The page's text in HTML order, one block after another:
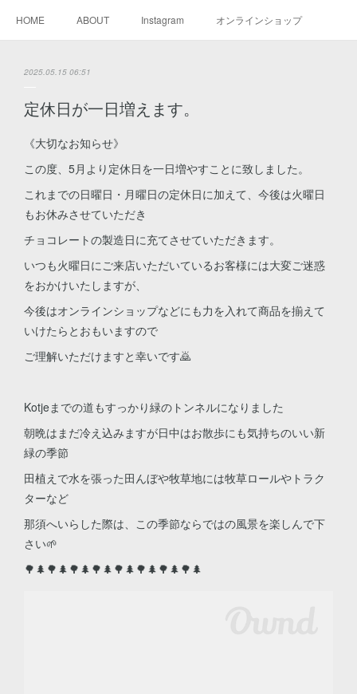
HOME ABOUT Instagram オンラインショップ
2025.05.15 06:51
定休日が一日増えます。
《大切なお知らせ》
この度、5月より定休日を一日増やすことに致しました。
これまでの日曜日・月曜日の定休日に加えて、今後は火曜日
もお休みさせていただき
チョコレートの製造日に充てさせていただきます。
いつも火曜日にご来店いただいているお客様には大変ご迷惑
をおかけいたしますが、
今後はオンラインショップなどにも力を入れて商品を揃えて
いけたらとおもいますので
ご理解いただけますと幸いです🙇
Kotjeまでの道もすっかり緑のトンネルになりました
朝晩はまだ冷え込みますが日中はお散歩にも気持ちのいい新
緑の季節
田植えで水を張った田んぼや牧草地には牧草ロールやトラク
ターなど
那須へいらした際は、この季節ならではの風景を楽しんで下
さい🌱
🌳🌲🌳🌲🌳🌲🌳🌲🌳🌲🌳🌲🌳🌲🌳🌲